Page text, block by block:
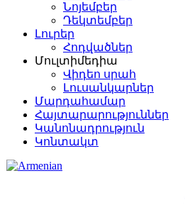
Նոյեմբեր
Դեկտեմբեր
Լուրեր
Հոդվածներ
Մուլտիմեդիա
Վիդեո սրահ
Լուսանկարներ
Մարդահամար
Հայտարարություններ
Կանոնադրություն
Կոնտակտ